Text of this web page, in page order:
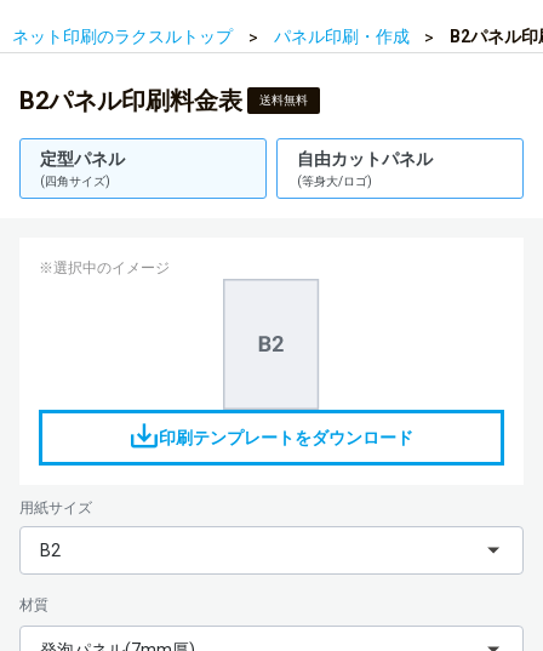
ネット印刷のラクスルトップ パネル印刷・作成 B2パネル
B2パネル印刷料金表 送料無料
定型パネル
(四角サイズ)
自由カットパネル
(等身大/ロゴ)
※選択中のイメージ
印刷テンプレートをダウンロード
用紙サイズ
B2
材質